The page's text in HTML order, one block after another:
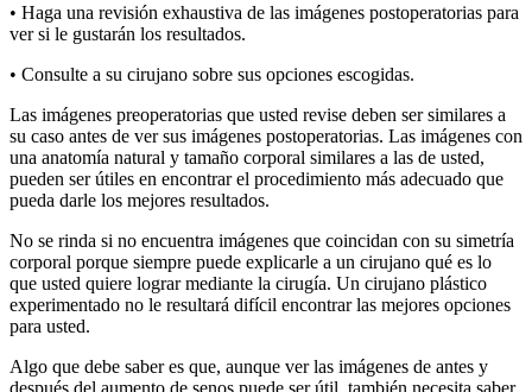
• Haga una revisión exhaustiva de las imágenes postoperatorias para
ver si le gustarán los resultados.
• Consulte a su cirujano sobre sus opciones escogidas.
Las imágenes preoperatorias que usted revise deben ser similares a
su caso antes de ver sus imágenes postoperatorias. Las imágenes con
una anatomía natural y tamaño corporal similares a las de usted,
pueden ser útiles en encontrar el procedimiento más adecuado que
pueda darle los mejores resultados.
No se rinda si no encuentra imágenes que coincidan con su simetría
corporal porque siempre puede explicarle a un cirujano qué es lo
que usted quiere lograr mediante la cirugía. Un cirujano plástico
experimentado no le resultará difícil encontrar las mejores opciones
para usted.
Algo que debe saber es que, aunque ver las imágenes de antes y
después del aumento de senos puede ser útil, también necesita saber